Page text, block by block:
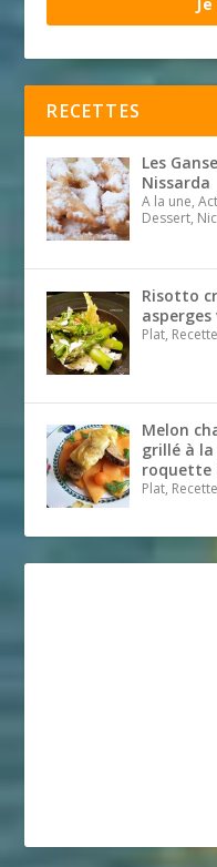
RECETTES
Les
Nissarda
A la une,
Dessert,
Risotto
asperges
Plat,
Melon
grillé à
roquette
Plat,